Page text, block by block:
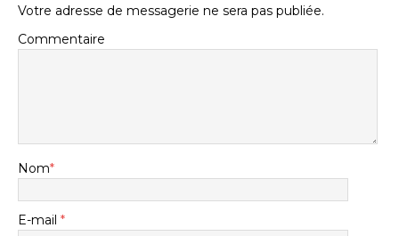
Votre adresse de messagerie ne sera pas publiée.
Commentaire
Nom*
E-mail *